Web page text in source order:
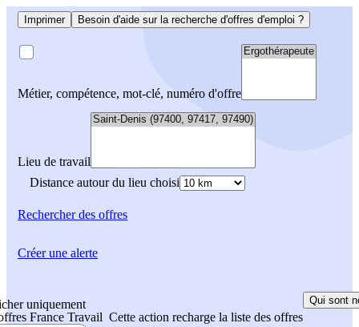
Imprimer Besoin d'aide sur la recherche d'offres d'emploi ?
Métier, compétence, mot-clé, numéro d'offre
Lieu de travail
Distance autour du lieu choisi
Rechercherdes offres
uniquement
France Travail Cette action recharge la liste des offres
Qui sont
Créer une alerte